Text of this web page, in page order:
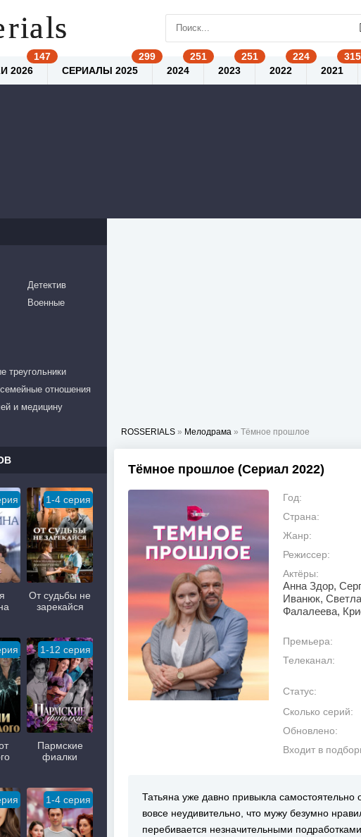
ROSSERIALS » Мелодрама » Тёмное прошлое
Тёмное прошлое (Сериал 2022)
Год:
Страна:
Жанр:
Режиссер:
Актёры:
Анна Здор,
Иванюк,
Фалалеева,
Премьера:
Телеканал:
Статус:
Сколько серий:
Обновлено:
Входит в
Татьяна уже давно привыкла
вовсе неудивительно, что мужу безумно
перебивается незначительными
Детектив
Военные
треугольники
отношения
и медицину
1-4 серия
От судьбы не
зарекайся
1-12 серия
Пармские
фиалки
1-4 серия
2026 СЕРИАЛЫ 2025 2024 2023 2022 2021